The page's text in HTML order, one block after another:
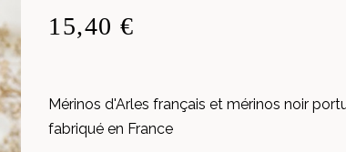
15,40 €
Mérinos d'Arles français et mérinos noir
fabriqué en France